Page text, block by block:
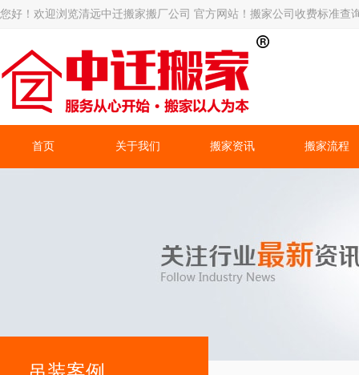
您好！欢迎浏览清远中迁搬家搬厂公司 官方网站！搬家公司收费标准查
首页 关于我们 搬家资讯 搬家流程